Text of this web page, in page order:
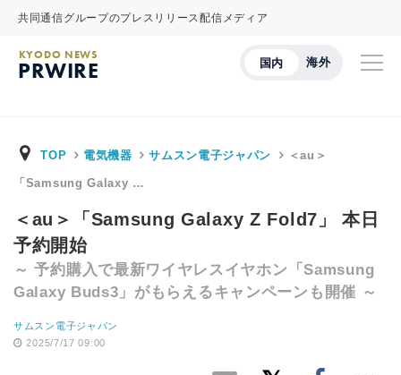
共同通信グループのプレスリリース配信メディア
国内 海外
KYODO NEWS
PRWIRE
TOP 電気機器 サムスン電子ジャパン ＜au＞
「Samsung Galaxy …
＜au＞「Samsung Galaxy Z Fold7」 本日
予約開始
～ 予約購入で最新ワイヤレスイヤホン「Samsung
Galaxy Buds3」がもらえるキャンペーンも開催 ～
サムスン電子ジャパン
2025/7/17 09:00